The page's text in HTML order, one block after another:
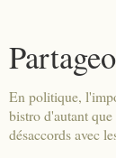
En politique,
bistro d'autant que
désaccords avec